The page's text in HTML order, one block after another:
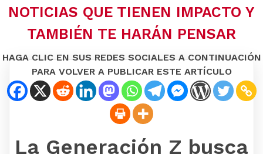
NOTICIAS QUE TIENEN IMPACTO Y
TAMBIÉN TE HARÁN PENSAR
HAGA CLIC EN SUS REDES SOCIALES A CONTINUACIÓN
PARA VOLVER A PUBLICAR ESTE ARTÍCULO
La Generación Z busca